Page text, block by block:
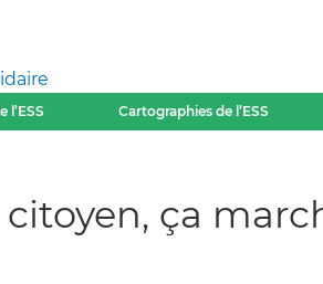
l’ESS Cartographies de l’ESS
ça